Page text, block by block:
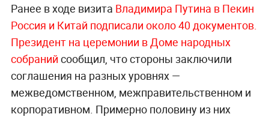
Ранее в ходе визита Владимира Путина в Пекин
Россия и Китай подписали около 40 документов.
Президент на церемонии в Доме народных
собраний сообщил, что стороны заключили
соглашения на разных уровнях —
межведомственном, межправительственном и
корпоративном. Примерно половину из них